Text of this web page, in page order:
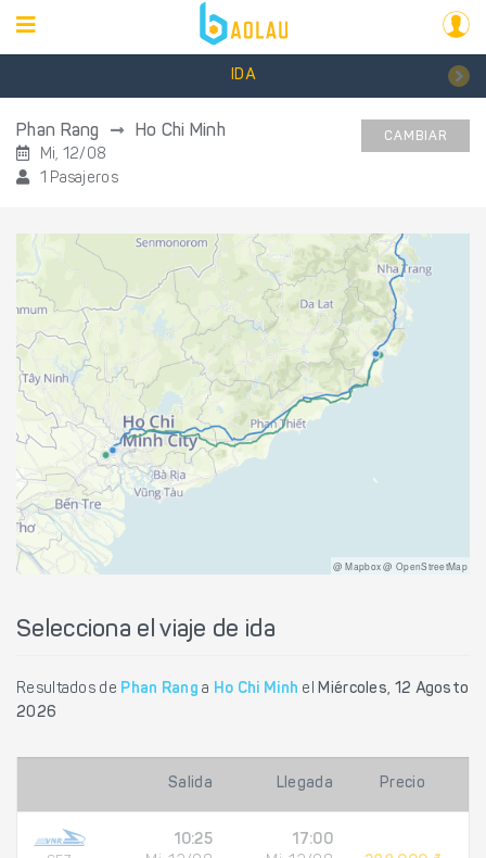
IDA
Phan Rang Ho Chi Minh
Mi, 12/08
1 Pasajeros
CAMBIAR
@ Mapbox @ OpenStreetMap
Selecciona el viaje de ida
Resultados de Phan Rang a Ho Chi Minh el
Miércoles, 12 Agosto
2026
Salida Llegada Precio
10:25
17:00